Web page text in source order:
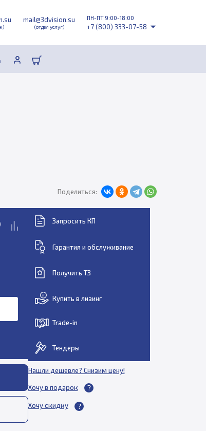
mail@3dvision.su
(отдел услуг)
ПН-ПТ 9:00-18:00
+7 (800) 333-07-58
Поделиться:
Запросить КП
Гарантия и обслуживание
Получить ТЗ
Купить в лизинг
Trade-in
Тендеры
Нашли дешевле? Снизим цену!
Хочу в подарок
Хочу скидку